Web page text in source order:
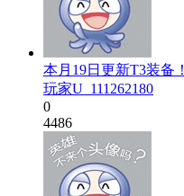
本月19日更新T3装备！
玩家U_111262180
0
4486